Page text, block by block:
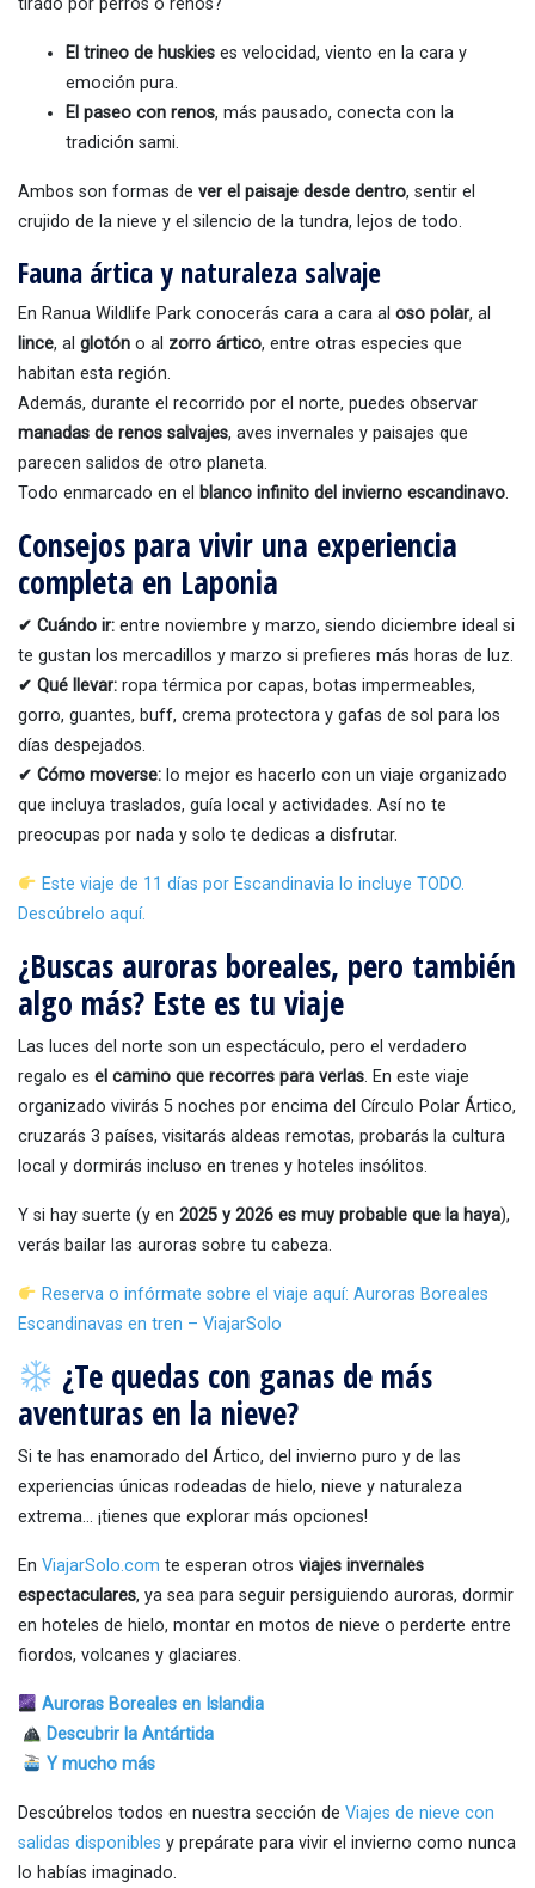
tirado por perros o renos?
El trineo de huskies es velocidad, viento en la cara y
emoción pura.
El paseo con renos, más pausado, conecta con la
tradición sami.
Ambos son formas de ver el paisaje desde dentro, sentir el
crujido de la nieve y el silencio de la tundra, lejos de todo.
Fauna ártica y naturaleza salvaje
En Ranua Wildlife Park conocerás cara a cara al oso polar, al
lince, al glotón o al zorro ártico, entre otras especies que
habitan esta región.
Además, durante el recorrido por el norte, puedes observar
manadas de renos salvajes, aves invernales y paisajes que
parecen salidos de otro planeta.
Todo enmarcado en el blanco infinito del invierno escandinavo.
Consejos para vivir una experiencia
completa en Laponia
✔ Cuándo ir: entre noviembre y marzo, siendo diciembre ideal si
te gustan los mercadillos y marzo si prefieres más horas de luz.
✔ Qué llevar: ropa térmica por capas, botas impermeables,
gorro, guantes, buff, crema protectora y gafas de sol para los
días despejados.
✔ Cómo moverse: lo mejor es hacerlo con un viaje organizado
que incluya traslados, guía local y actividades. Así no te
preocupas por nada y solo te dedicas a disfrutar.
Este viaje de 11 días por Escandinavia lo incluye TODO.
Descúbrelo aquí.
¿Buscas auroras boreales, pero también
algo más? Este es tu viaje
Las luces del norte son un espectáculo, pero el verdadero
regalo es el camino que recorres para verlas. En este viaje
organizado vivirás 5 noches por encima del Círculo Polar Ártico,
cruzarás 3 países, visitarás aldeas remotas, probarás la cultura
local y dormirás incluso en trenes y hoteles insólitos.
Y si hay suerte (y en 2025 y 2026 es muy probable que la haya),
verás bailar las auroras sobre tu cabeza.
Reserva o infórmate sobre el viaje aquí: Auroras Boreales
Escandinavas en tren – ViajarSolo
¿Te quedas con ganas de más
aventuras en la nieve?
Si te has enamorado del Ártico, del invierno puro y de las
experiencias únicas rodeadas de hielo, nieve y naturaleza
extrema… ¡tienes que explorar más opciones!
En ViajarSolo.com te esperan otros viajes invernales
espectaculares, ya sea para seguir persiguiendo auroras, dormir
en hoteles de hielo, montar en motos de nieve o perderte entre
fiordos, volcanes y glaciares.
Auroras Boreales en Islandia
Descubrir la Antártida
Y mucho más
Descúbrelos todos en nuestra sección de Viajes de nieve con
salidas disponibles y prepárate para vivir el invierno como nunca
lo habías imaginado.